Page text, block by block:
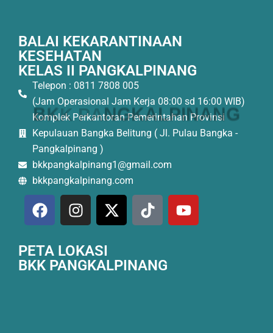
BKK PANGKALPINANG
BALAI KEKARANTINAAN
KESEHATAN
KELAS II PANGKALPINANG
Telepon : 0811 7808 005
(Jam Operasional Jam Kerja 08:00 sd 16:00 WIB)
Komplek Perkantoran Pemerintahan Provinsi
Kepulauan Bangka Belitung ( Jl. Pulau Bangka -
Pangkalpinang )
bkkpangkalpinang1@gmail.com
bkkpangkalpinang.com
PETA LOKASI
BKK PANGKALPINANG